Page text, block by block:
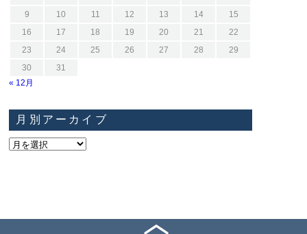
9
10 11 12 13 14
15
16
17 18 19 20 21
22
23
24 25 26 27 28
29
30
31
« 12月
月別アーカイブ